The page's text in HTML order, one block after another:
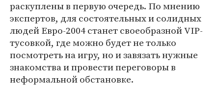
раскуплены в первую очередь. По мнению
экспертов, для состоятельных и солидных
людей Евро-2004 станет своеобразной VIP-
тусовкой, где можно будет не только
посмотреть на игру, но и завязать нужные
знакомства и провести переговоры в
неформальной обстановке.